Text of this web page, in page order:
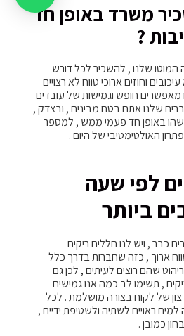
משרד באופן חד
?
שלנו , להשכיר לכל דורש
וחוזים ארוכי טווח לא רצויים
מאפשרים חופש וגמישות של עובדים
שלנו אתם בטח מבינים , ובצדק ,
באופן חד פעמי ממש , למספר
האולטימטיבי של היום .
לפי שעה
ביותר
כבר , ויש לנו חללים ריקים
ארוך , כזה שחברות בדרך כלל
שהם רוצים לעיתים , לכן גם
, תשימו לב כמה אנו גמישים
של לקוח בצורה מושלמת . לכל
ראויים לשתיה ולשטיפת ידיים ,
כמובן .